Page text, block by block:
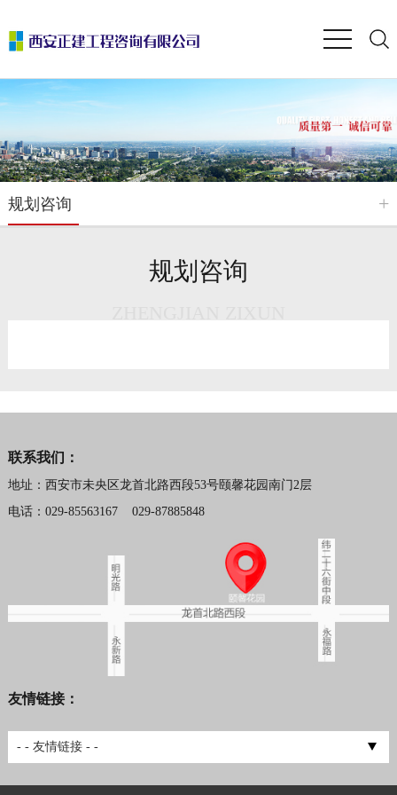
规划咨询
规划咨询
联系我们：
地址：西安市未央区龙首北路西段53号颐馨花园南门2层
电话：029-85563167 029-87885848
友情链接：
- - 友情链接 - -
西安网络推广